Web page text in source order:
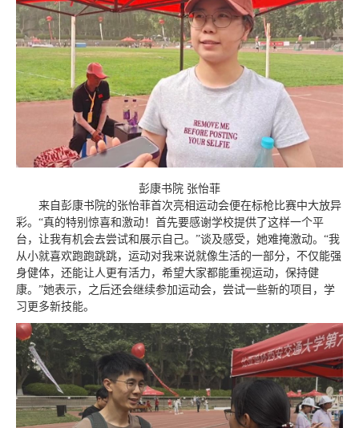
彭康书院 张怡菲
来自彭康书院的张怡菲首次亮相运动会便在标枪比赛中大放异
彩。“真的特别惊喜和激动！首先要感谢学校提供了这样一个平
台，让我有机会去尝试和展示自己。”谈及感受，她难掩激动。“我
从小就喜欢跑跑跳跳，运动对我来说就像生活的一部分，不仅能强
身健体，还能让人更有活力，希望大家都能重视运动，保持健
康。”她表示，之后还会继续参加运动会，尝试一些新的项目，学
习更多新技能。